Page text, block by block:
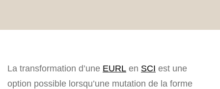
La transformation d’une EURL en SCI est une
option possible lorsqu’une mutation de la forme